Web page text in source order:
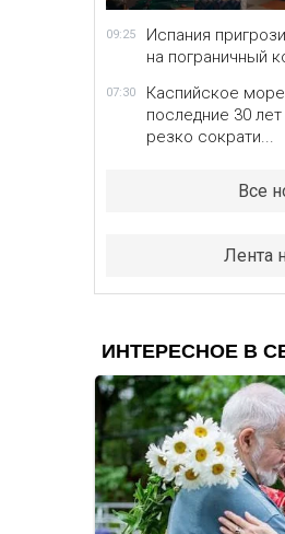
09:25
Испания
на пограничный
07:30
Каспийское
последние 30
резко сократи...
Все
Лента